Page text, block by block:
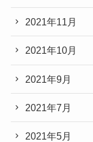
2021年11月
2021年10月
2021年9月
2021年7月
2021年5月